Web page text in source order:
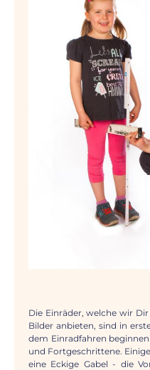
Die Einräder, welche wir
Bilder anbieten, sind in
dem Einradfahren
und Fortgeschrittene.
eine Eckige Gabel - die